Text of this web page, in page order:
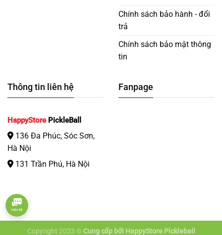
Chính sách bảo hành - đổi
trả
Chính sách bảo mật thông
tin
Thông tin liên hệ
HappyStorePickleBall
136 Đa Phúc, Sóc Sơn,
Hà Nội
131 Trần Phú, Hà Nội
Fanpage
Copyright 2023 ©Cung cấp bởi HappyStore Pickleball